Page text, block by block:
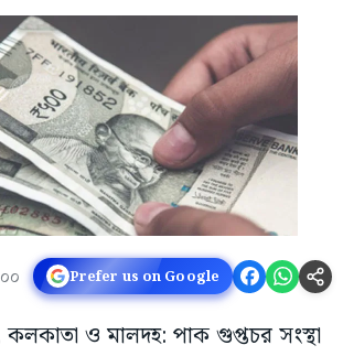
Prefer us on Google
কলকাতা ও মালদহ: পাক গুপ্তচর সংস্থা